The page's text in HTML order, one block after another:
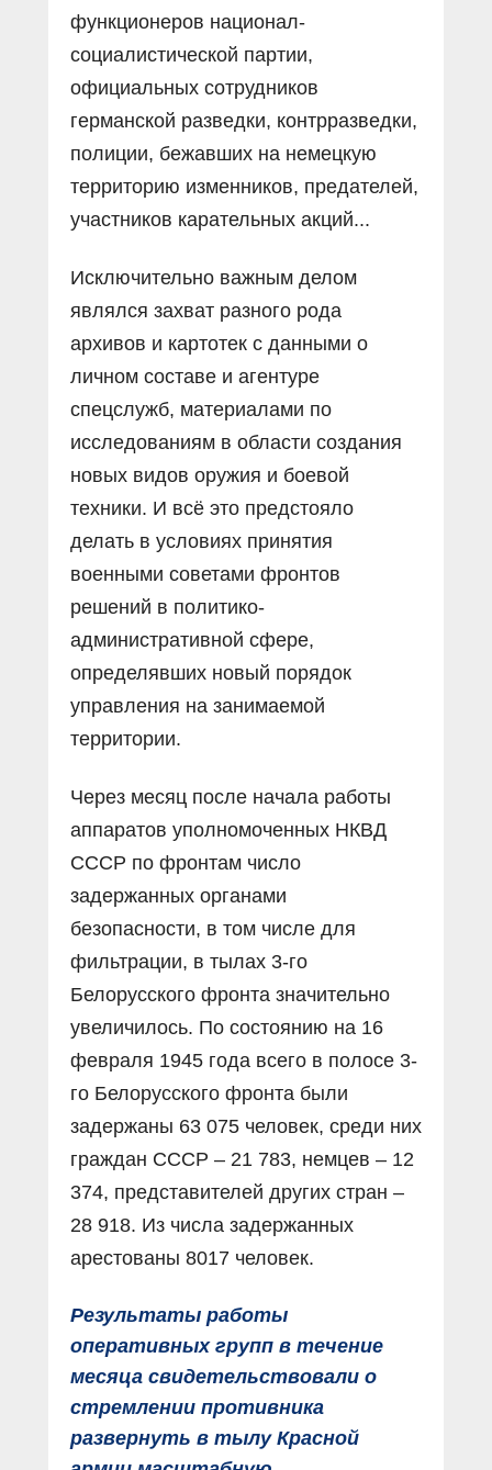
функционеров национал-
социалистической партии,
официальных сотрудников
германской разведки, контрразведки,
полиции, бежавших на немецкую
территорию изменников, предателей,
участников карательных акций...
Исключительно важным делом
являлся захват разного рода
архивов и картотек с данными о
личном составе и агентуре
спецслужб, материалами по
исследованиям в области создания
новых видов оружия и боевой
техники. И всё это предстояло
делать в условиях принятия
военными советами фронтов
решений в политико-
административной сфере,
определявших новый порядок
управления на занимаемой
территории.
Через месяц после начала работы
аппаратов уполномоченных НКВД
СССР по фронтам число
задержанных органами
безопасности, в том числе для
фильтрации, в тылах 3-го
Белорусского фронта значительно
увеличилось. По состоянию на 16
февраля 1945 года всего в полосе 3-
го Белорусского фронта были
задержаны 63 075 человек, среди них
граждан СССР – 21 783, немцев – 12
374, представителей других стран –
28 918. Из числа задержанных
арестованы 8017 человек.
Результаты работы
оперативных групп в течение
месяца свидетельствовали о
стремлении противника
развернуть в тылу Красной